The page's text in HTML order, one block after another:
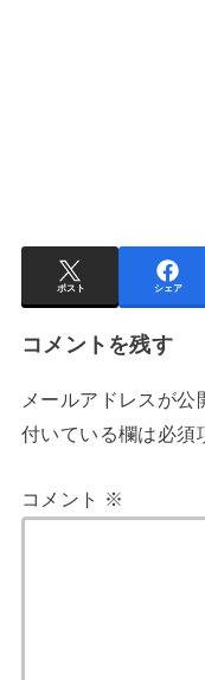
ポスト シェア
コメントを残す
メールアドレスが公
付いている欄は必須
コメント ※